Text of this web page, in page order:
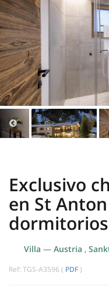
Exclusivo
en St
dormitorios
Villa — Austria ,
Ref: TGS-A3596 ( PDF )